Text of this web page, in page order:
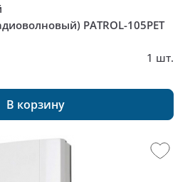
PATROL-105PET
1 шт.
В корзину